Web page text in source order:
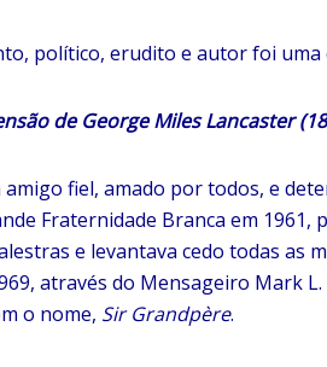
político, erudito e autor foi uma
de George Miles Lancaster
amigo fiel, amado por todos, e
Fraternidade Branca em
e levantava cedo todas as
através do Mensageiro Mark
o nome, Sir Grandpère.